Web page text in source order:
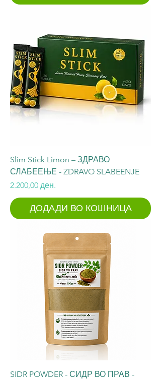
Slim Stick Limon – ЗДРАВО
СЛАБЕЕЊЕ - ZDRAVO SLABEENJE
Price
2.200,00 ден.
ДОДАДИ ВО КОШНИЦА
SIDR POWDER - СИДР ВО ПРАВ -